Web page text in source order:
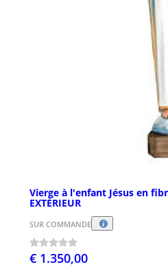
Vierge à l'enfant Jésus en
EXTÉRIEUR
SUR COMMANDE
€ 1.350,00